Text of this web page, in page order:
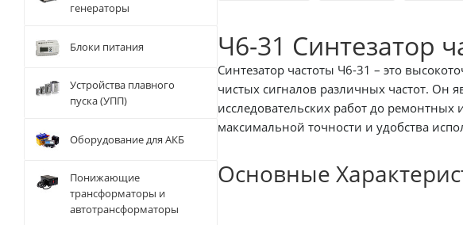
Ч6-31 Cинтезатор
Синтезатор частоты Ч6-31 – это высокоточный
чистых сигналов различных частот. Он является незаменимым инструментом для широкого спектра применений, от научно-
исследовательских работ до ремонтных и диагностических
максимальной точности и удобства
Основные
генераторы
Блоки питания
Устройства плавного
пуска (УПП)
Оборудование для АКБ
Понижающие
трансформаторы и
автотрансформаторы